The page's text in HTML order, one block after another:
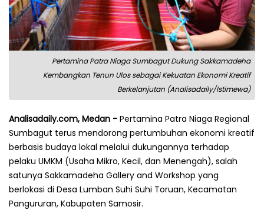
Pertamina Patra Niaga Sumbagut Dukung Sakkamadeha
Kembangkan Tenun Ulos sebagai Kekuatan Ekonomi Kreatif
Berkelanjutan (Analisadaily/Istimewa)
Analisadaily.com, Medan - Pertamina Patra Niaga Regional
Sumbagut terus mendorong pertumbuhan ekonomi kreatif
berbasis budaya lokal melalui dukungannya terhadap
pelaku UMKM (Usaha Mikro, Kecil, dan Menengah), salah
satunya Sakkamadeha Gallery and Workshop yang
berlokasi di Desa Lumban Suhi Suhi Toruan, Kecamatan
Pangururan, Kabupaten Samosir.